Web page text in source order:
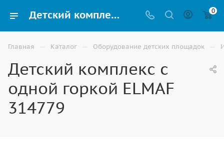
Детский комплекс с одной горкой ELMAF 314779 купить для улицы в Астрахани 0
Главная — Каталог — Оборудование детских площадок —
Детский комплекс с
одной горкой ELMAF
314779